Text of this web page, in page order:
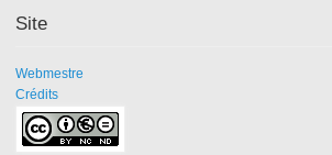
Site
Webmestre
Crédits